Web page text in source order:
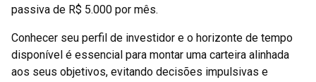
passiva de R$ 5.000 por mês.
Conhecer seu perfil de investidor e o horizonte de tempo
disponível é essencial para montar uma carteira alinhada
aos seus objetivos, evitando decisões impulsivas e